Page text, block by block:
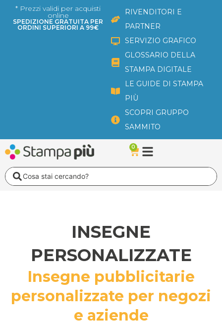
* Prezzi validi per acquisti
online
SPEDIZIONE GRATUITA PER
ORDINI SUPERIORI A 99€
RIVENDITORI E
PARTNER
SERVIZIO GRAFICO
GLOSSARIO DELLA
STAMPA DIGITALE
LE GUIDE DI STAMPA
PIÙ
SCOPRI GRUPPO
SAMMITO
0
Carrello
Search
INSEGNE
PERSONALIZZATE
Insegne pubblicitarie
personalizzate per negozi
e aziende